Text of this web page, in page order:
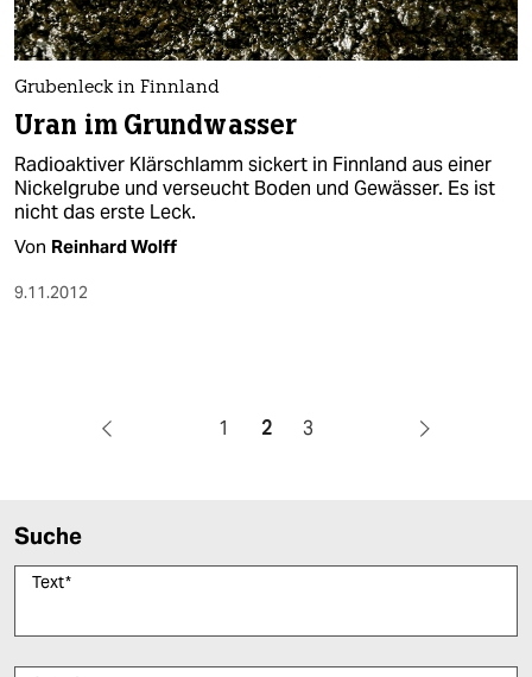
Grubenleck in Finnland
Uran im Grundwasser
Radioaktiver Klärschlamm sickert in Finnland aus einer
Nickelgrube und verseucht Boden und Gewässer. Es ist
nicht das erste Leck.
Von Reinhard Wolff
9.11.2012
1 2 3
Suche
Text*